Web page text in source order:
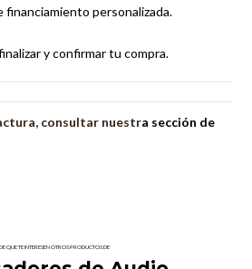
financiamiento personalizada.
y confirmar tu compra.
consultar nuestra sección de
QUE TE INTERESEN OTROS PRODUCTOS DE